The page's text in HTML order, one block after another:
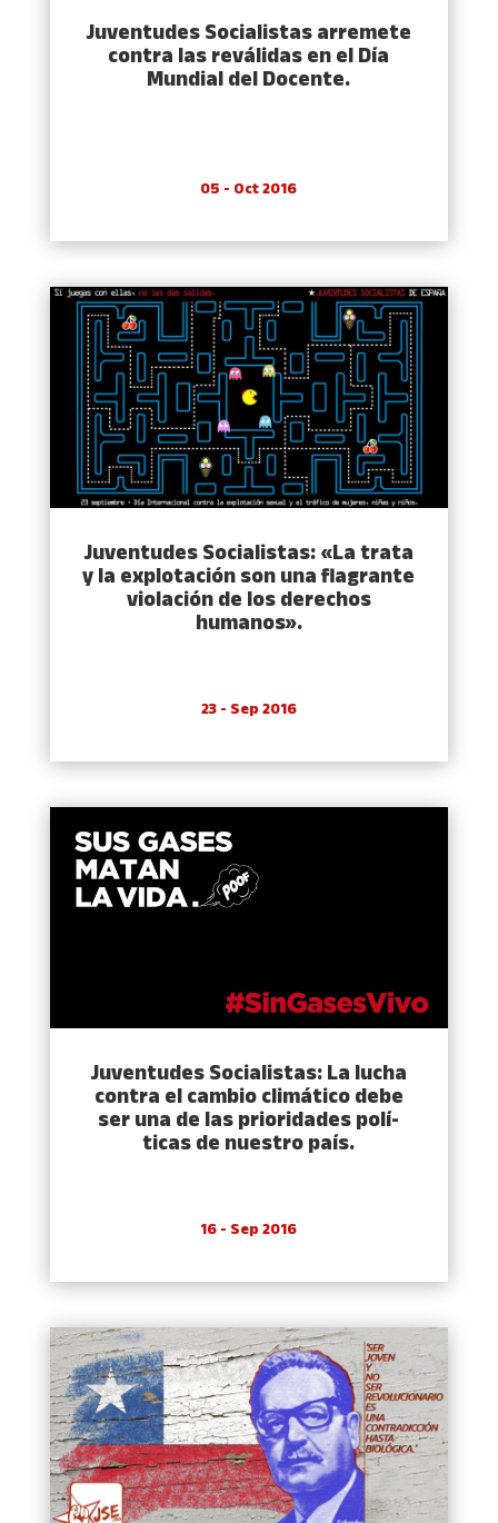
Juventudes Socialistas arremete
contra las reválidas en el Dí­a
Mundial del Docente.
05 - Oct 2016
Juventudes Socialistas: «La trata
y la explotación son una flagrante
violación de los derechos
humanos».
23 - Sep 2016
Juventudes Socialistas: La lucha
contra el cambio climático debe
ser una de las prioridades polí­
ticas de nuestro paí­s.
16 - Sep 2016